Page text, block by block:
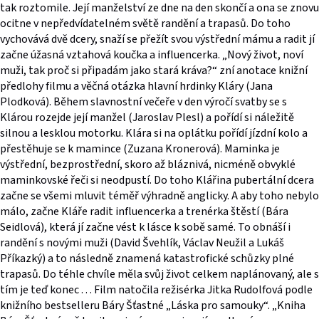
tak roztomile. Její manželství ze dne na den skončí a ona se znovu
ocitne v nepředvídatelném světě randění a trapasů. Do toho
vychovává dvě dcery, snaží se přežít svou výstřední mámu a radit jí
začne úžasná vztahová koučka a influencerka. „Nový život, noví
muži, tak proč si připadám jako stará kráva?“ zní anotace knižní
předlohy filmu a věčná otázka hlavní hrdinky Kláry (Jana
Plodková). Během slavnostní večeře v den výročí svatby se s
Klárou rozejde její manžel (Jaroslav Plesl) a pořídí si náležitě
silnou a lesklou motorku. Klára si na oplátku pořídí jízdní kolo a
přestěhuje se k mamince (Zuzana Kronerová). Maminka je
výstřední, bezprostřední, skoro až bláznivá, nicméně obvyklé
maminkovské řeči si neodpustí. Do toho Klářina pubertální dcera
začne se všemi mluvit téměř výhradně anglicky. A aby toho nebylo
málo, začne Kláře radit influencerka a trenérka štěstí (Bára
Seidlová), která jí začne vést k lásce k sobě samé. To obnáší i
randění s novými muži (David Švehlík, Václav Neužil a Lukáš
Příkazký) a to následně znamená katastrofické schůzky plné
trapasů. Do téhle chvíle měla svůj život celkem naplánovaný, ale s
tím je teď konec . . . Film natočila režisérka Jitka Rudolfová podle
knižního bestselleru Báry Šťastné „Láska pro samouky“. „Kniha